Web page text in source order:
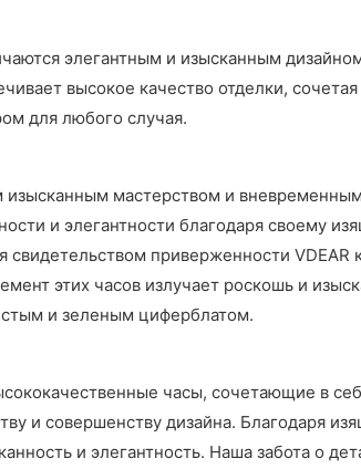
элегантным и изысканным
высокое качество отделки,
для любого случая.
мастерством и
и элегантности благодаря своему
приверженности
этих часов излучает роскошь и
и зеленым циферблатом.
часы, сочетающие в
и совершенству дизайна. Благодаря
и элегантность. Наша забота о